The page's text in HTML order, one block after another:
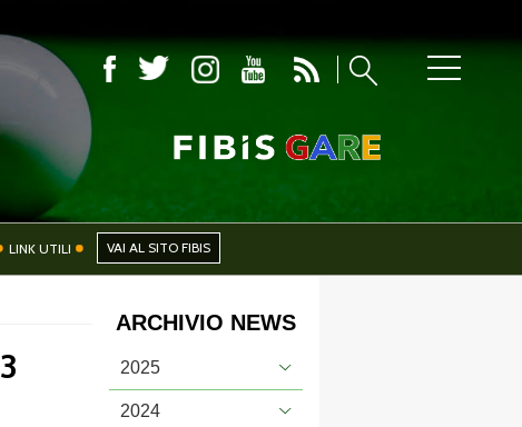
PHOTOGALLERY
LINK UTILI VAI AL SITO FIBIS
ARCHIVIO NEWS
2025
2024